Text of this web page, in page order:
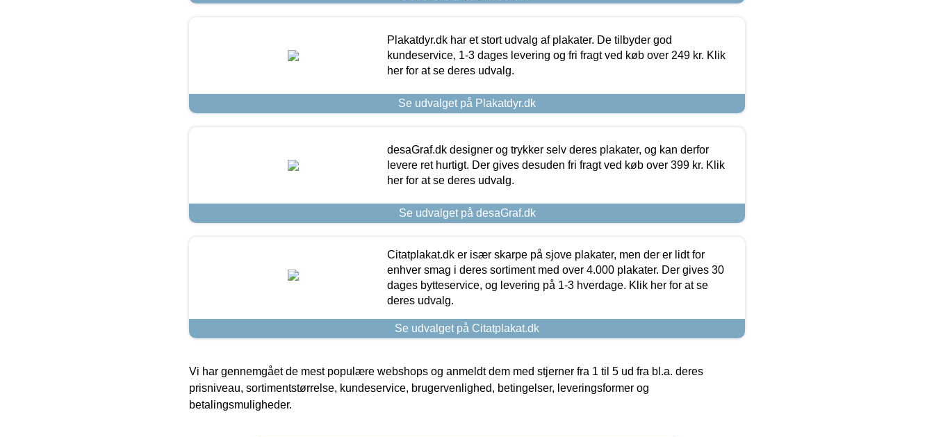
Plakatdyr.dk har et stort udvalg af plakater. De tilbyder god
kundeservice, 1-3 dages levering og fri fragt ved køb over 249 kr. Klik
her for at se deres udvalg.
Se udvalget på Plakatdyr.dk
desaGraf.dk designer og trykker selv deres plakater, og kan derfor
levere ret hurtigt. Der gives desuden fri fragt ved køb over 399 kr. Klik
her for at se deres udvalg.
Se udvalget på desaGraf.dk
Citatplakat.dk er især skarpe på sjove plakater, men der er lidt for
enhver smag i deres sortiment med over 4.000 plakater. Der gives 30
dages bytteservice, og levering på 1-3 hverdage. Klik her for at se
deres udvalg.
Se udvalget på Citatplakat.dk
Vi har gennemgået de mest populære webshops og anmeldt dem med stjerner fra 1 til 5 ud fra bl.a. deres
prisniveau, sortimentstørrelse, kundeservice, brugervenlighed, betingelser, leveringsformer og
betalingsmuligheder.